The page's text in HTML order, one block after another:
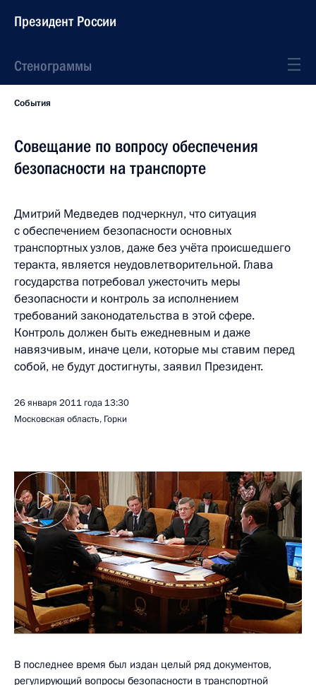
Президент России
Стенограммы
События
Совещание по вопросу обеспечения
безопасности на транспорте
Дмитрий Медведев подчеркнул, что ситуация
с обеспечением безопасности основных
транспортных узлов, даже без учёта происшедшего
теракта, является неудовлетворительной. Глава
государства потребовал ужесточить меры
безопасности и контроль за исполнением
требований законодательства в этой сфере.
Контроль должен быть ежедневным и даже
навязчивым, иначе цели, которые мы ставим перед
собой, не будут достигнуты, заявил Президент.
26 января 2011 года 13:30
Московская область, Горки
В последнее время был издан целый ряд документов,
регулирующий вопросы безопасности в транспортной